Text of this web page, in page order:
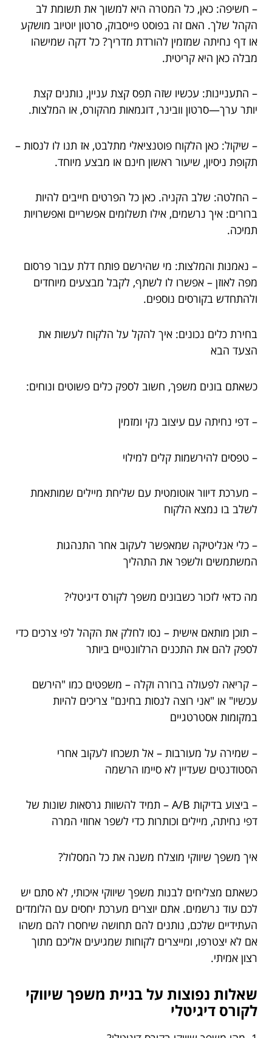
– חשיפה: כאן, כל המטרה היא למשוך את תשומת לב
הקהל שלך. האם זה בפוסט פייסבוק, סרטון יוטיוב מושקע
או דף נחיתה שמזמין להורדת מדריך? כל דקה שמישהו
מבלה כאן היא קריטית.
– התעניינות: עכשיו שזה תפס קצת עניין, נותנים קצת
יותר ערך—סרטון וובינר, דוגמאות מהקורס, או המלצות.
– שיקול: כאן הלקוח פוטנציאלי מתלבט, אז תנו לו לנסות –
תקופת ניסיון, שיעור ראשון חינם או מבצע מיוחד.
– החלטה: שלב הקניה. כאן כל הפרטים חייבים להיות
ברורים: איך נרשמים, אילו תשלומים אפשריים ואפשרויות
תמיכה.
– נאמנות והמלצות: מי שהירשם פותח דלת עבור פרסום
מפה לאוזן – אפשרו לו לשתף, לקבל מבצעים מיוחדים
ולהתחדש בקורסים נוספים.
בחירת כלים נכונים: איך להקל על הלקוח לעשות את
הצעד הבא
כשאתם בונים משפך, חשוב לספק כלים פשוטים ונוחים:
– דפי נחיתה עם עיצוב נקי ומזמין
– טפסים להירשמות קלים למילוי
– מערכת דיוור אוטומטית עם שליחת מיילים שמותאמת
לשלב בו נמצא הלקוח
– כלי אנליטיקה שמאפשר לעקוב אחר התנהגות
המשתמשים ולשפר את התהליך
מה כדאי לזכור כשבונים משפך לקורס דיגיטלי?
– תוכן מותאם אישית – נסו לחלק את הקהל לפי צרכים כדי
לספק להם את התכנים הרלוונטיים ביותר
– קריאה לפעולה ברורה וקלה – משפטים כמו "הירשם
עכשיו" או "אני רוצה לנסות בחינם" צריכים להיות
במקומות אסטרטגיים
– שמירה על מעורבות – אל תשכחו לעקוב אחרי
הסטודנטים שעדיין לא סיימו הרשמה
– ביצוע בדיקות A/B – תמיד להשוות גרסאות שונות של
דפי נחיתה, מיילים וכותרות כדי לשפר אחוזי המרה
איך משפך שיווקי מוצלח משנה את כל המסלול?
כשאתם מצליחים לבנות משפך שיווקי איכותי, לא סתם יש
לכם עוד נרשמים. אתם יוצרים מערכת יחסים עם הלומדים
העתידיים שלכם, נותנים להם תחושה שיחסרו להם משהו
אם לא יצטרפו, ומייצרים לקוחות שמגיעים אליכם מתוך
רצון אמיתי.
שאלות נפוצות על בניית משפך שיווקי
לקורס דיגיטלי